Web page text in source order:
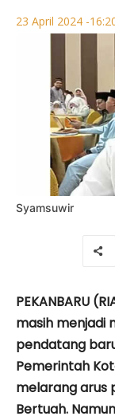
23 April 2024 -
Syamsuwir
PEKANBARU
masih menjadi
pendatang
Pemerintah
melarang arus
Bertuah.